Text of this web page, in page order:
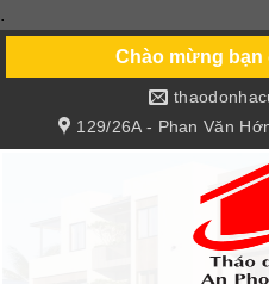
.
content
Chào mừng bạn
129/26A - Phan Văn